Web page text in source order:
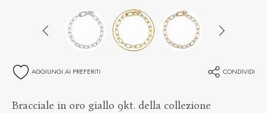
AGGIUNGI AI PREFERITI CONDIVIDI
Bracciale in oro giallo 9kt. della collezione